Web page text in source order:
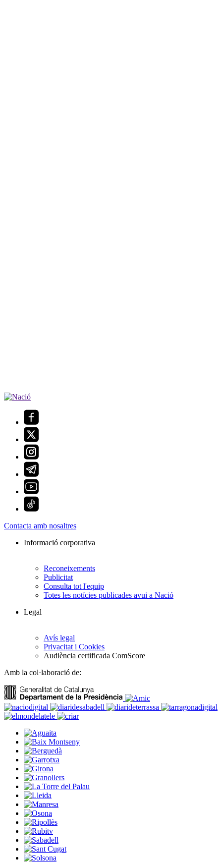
Contacta amb nosaltres
Informació corporativa
Reconeixements
Publicitat
Consulta tot l'equip
Totes les notícies publicades avui a Nació
Legal
Avís legal
Privacitat i Cookies
Audiència certificada ComScore
Amb la col·laboració de: